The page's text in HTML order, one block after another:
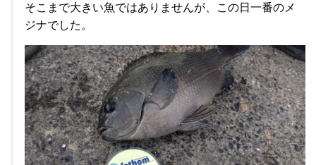
そこまで大きい魚ではありませんが、この日一番のメ
ジナでした。